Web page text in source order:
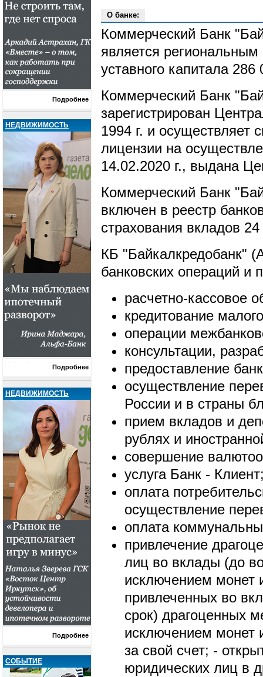
Подробнее
НЕДВИЖИМОСТЬ
Подробнее
НЕДВИЖИМОСТЬ
Подробнее
СОБЫТИЕ
О банке:
Коммерческий Банк
является
уставного капитала
Коммерческий Банк
зарегистрирован
1994 г. и осуществляет
лицензии на
14.02.2020 г., выдана
Коммерческий Банк
включен в реестр
страхования вкладов
КБ "Байкалкредобанк"
банковских операций и
расчетно-кассовое
кредитование
операции
консультации,
предоставление
осуществление
России и в страны
прием вкладов и
рублях и
совершение
услуга Банк -
оплата
осуществление
оплата
привлечение
лиц во вклады (до
исключением монет
привлеченных во
срок) драгоценных
исключением монет
за свой счет; -
юридических лиц в